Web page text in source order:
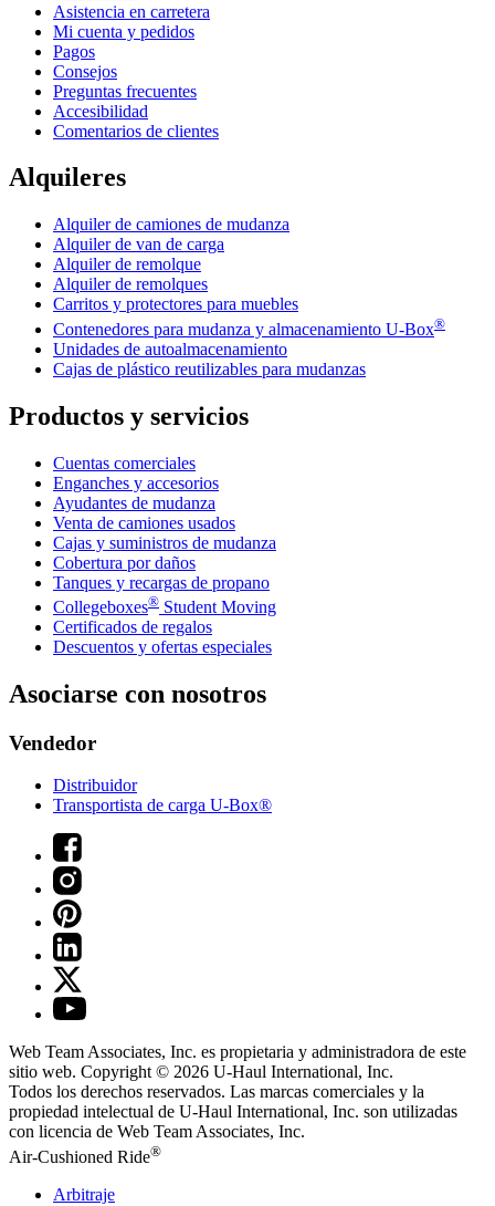
Asistencia en carretera
Mi cuenta y pedidos
Pagos
Consejos
Preguntas frecuentes
Accesibilidad
Comentarios de clientes
Alquileres
Alquiler de camiones de mudanza
Alquiler de van de carga
Alquiler de remolque
Alquiler de remolques
Carritos y protectores para muebles
Contenedores para mudanza y almacenamiento U-Box®
Unidades de autoalmacenamiento
Cajas de plástico reutilizables para mudanzas
Productos y servicios
Cuentas comerciales
Enganches y accesorios
Ayudantes de mudanza
Venta de camiones usados
Cajas y suministros de mudanza
Cobertura por daños
Tanques y recargas de propano
Collegeboxes® Student Moving
Certificados de regalos
Descuentos y ofertas especiales
Asociarse con nosotros
Vendedor
Distribuidor
Transportista de carga U-Box®
Web Team Associates, Inc. es propietaria y administradora de este
sitio web. Copyright © 2026 U-Haul International, Inc.
Todos los derechos reservados. Las marcas comerciales y la
propiedad intelectual de U-Haul International, Inc. son utilizadas
con licencia de Web Team Associates, Inc.
Air-Cushioned Ride®
Arbitraje